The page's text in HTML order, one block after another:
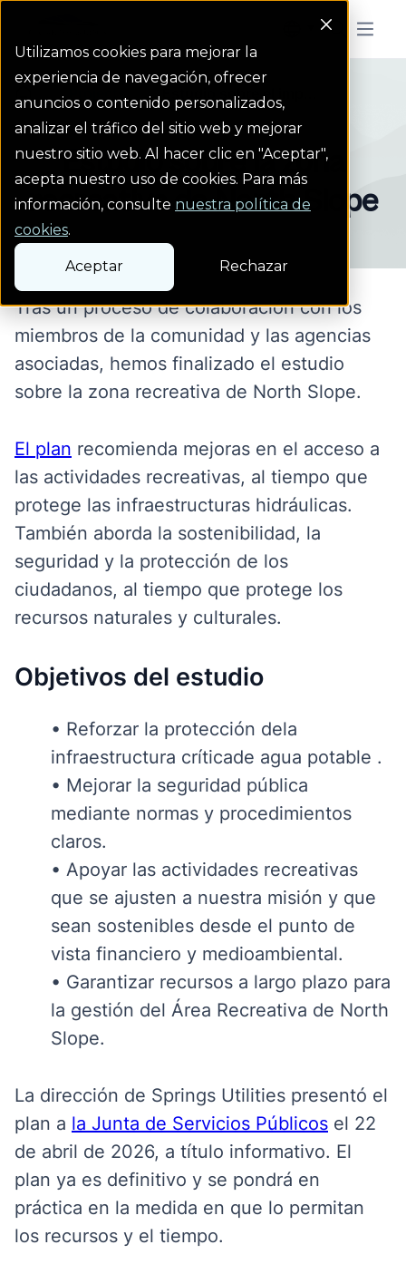
Utilizamos cookies para mejorar la
experiencia de navegación, ofrecer
anuncios o contenido personalizados,
analizar el tráfico del sitio web y mejorar
nuestro sitio web. Al hacer clic en "Aceptar",
acepta nuestro uso de cookies. Para más
información, consulte nuestra política de
cookies.
Aceptar Rechazar
Menu
Homepage Link
Projects Estudio sobre el imp...
Estudio sobre la zona
recreativa de North Slope
Tras un proceso de colaboración con los
miembros de la comunidad y las agencias
asociadas, hemos finalizado el estudio
sobre la zona recreativa de North Slope.
El plan recomienda mejoras en el acceso a
las actividades recreativas, al tiempo que
protege las infraestructuras hidráulicas.
También aborda la sostenibilidad, la
seguridad y la protección de los
ciudadanos, al tiempo que protege los
recursos naturales y culturales.
Objetivos del estudio
• Reforzar la protección dela
infraestructura críticade agua potable .
• Mejorar la seguridad pública
mediante normas y procedimientos
claros.
• Apoyar las actividades recreativas
que se ajusten a nuestra misión y que
sean sostenibles desde el punto de
vista financiero y medioambiental.
• Garantizar recursos a largo plazo para
la gestión del Área Recreativa de North
Slope.
La dirección de Springs Utilities presentó el
plan a la Junta de Servicios Públicos el 22
de abril de 2026, a título informativo. El
plan ya es definitivo y se pondrá en
práctica en la medida en que lo permitan
los recursos y el tiempo.